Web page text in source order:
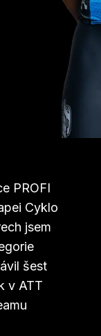
PROFI
Cyklo
jsem
šest
v ATT